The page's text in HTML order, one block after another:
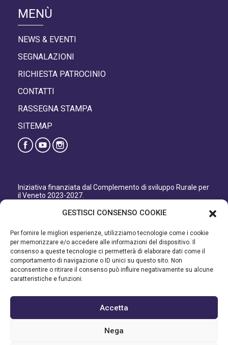
GESTISCI CONSENSO COOKIE
Per fornire le migliori esperienze, utilizziamo tecnologie come i cookie
per memorizzare e/o accedere alle informazioni del dispositivo. Il
consenso a queste tecnologie ci permetterà di elaborare dati come il
comportamento di navigazione o ID unici su questo sito. Non
acconsentire o ritirare il consenso può influire negativamente su alcune
caratteristiche e funzioni.
Accetta
Nega
MENÙ
NEWS & EVENTI
SEGNALAZIONI
RICHIESTA PATROCINIO
CONTATTI
RASSEGNA STAMPA
SITEMAP
Iniziativa finanziata dal Complemento di sviluppo Rurale per
il Veneto 2023-2027.
Organismo responsabile dell’informazione: GAL Patavino
Autorità di Gestione regionale: Regione del Veneto –
Direzione AdG FEASR Bonifica e Irrigazione.
Iniziativa finanziata dal Programma di Sviluppo Rurale per il
Veneto 2014-2022.
Organismo responsabile dell’informazione: GAL Patavino.
©2023 GAL PATAVINO SCARL - Cap. Soc. 22.000,00€ - R.E.A.
334232 – C.F e P.IVA 03748880287 - All Right Reserved